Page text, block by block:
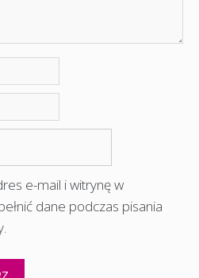
e-mail i witrynę w
dane podczas pisania